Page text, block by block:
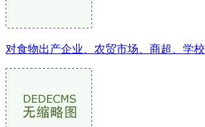
对食物出产企业、农贸市场、商超、学校